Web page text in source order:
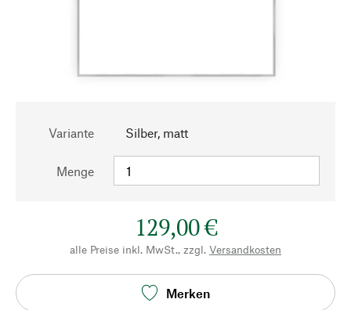
Variante Silber, matt
Menge
129,00 €
alle Preise inkl. MwSt., zzgl. Versandkosten
Merken